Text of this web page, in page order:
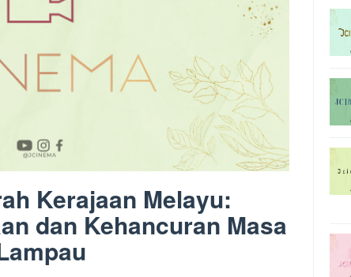
Kerajaan Melayu:
dan Kehancuran Masa